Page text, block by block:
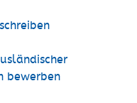
bewerben